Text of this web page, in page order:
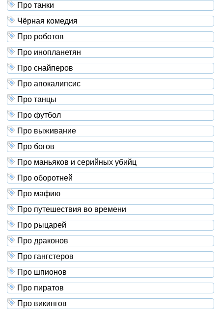
Про танки
Чёрная комедия
Про роботов
Про инопланетян
Про снайперов
Про апокалипсис
Про танцы
Про футбол
Про выживание
Про богов
Про маньяков и серийных убийц
Про оборотней
Про мафию
Про путешествия во времени
Про рыцарей
Про драконов
Про гангстеров
Про шпионов
Про пиратов
Про викингов